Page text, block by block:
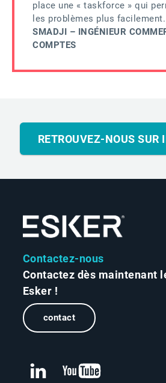
place une « taskforce » qui
les problèmes plus facilement.
SMADJI – INGÉNIEUR
COMPTES
RETROUVEZ-NOUS SUR
Contactez-nous
Contactez dès maintenant
Esker !
contact